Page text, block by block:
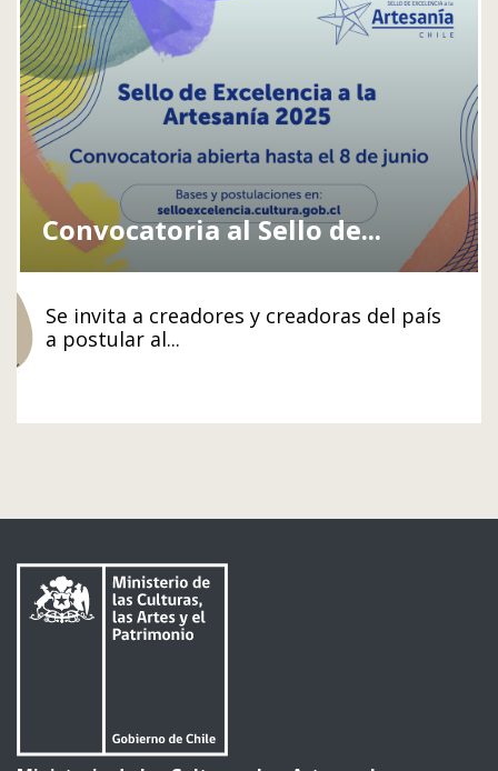
Convocatoria al Sello de...
Se invita a creadores y creadoras del país
a postular al...